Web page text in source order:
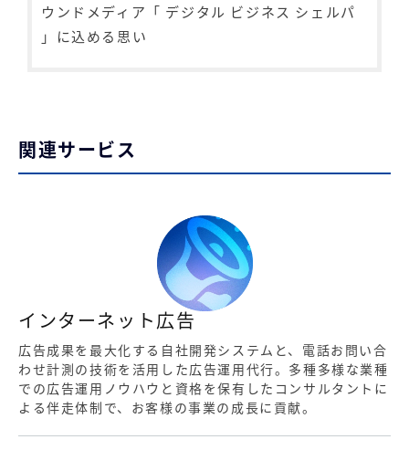
ウンドメディア「 デジタル ビジネス シェルパ
」に込める思い
関連サービス
インターネット広告
広告成果を最大化する自社開発システムと、電話お問い合
わせ計測の技術を活用した広告運用代行。多種多様な業種
での広告運用ノウハウと資格を保有したコンサルタントに
よる伴走体制で、お客様の事業の成長に貢献。